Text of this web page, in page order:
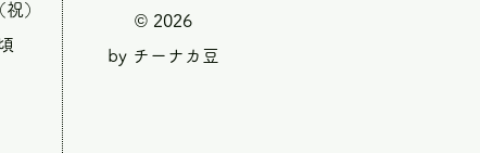
）
© 2026
by チーナカ豆